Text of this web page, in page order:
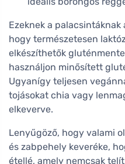
Ezeknek a palacsintáknak
hogy természetesen
elkészíthetők
használjon minősített
Ugyanígy teljesen
tojásokat chia vagy
elkeverve.
Lenyűgöző, hogy valami
és zabpehely keveréke,
étellé, amely nemcsak